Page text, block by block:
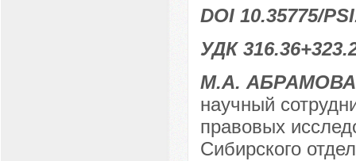
DOI 10.35775/
УДК
М.А. АБРАМОВА
научный
правовых
Сибирского